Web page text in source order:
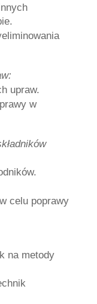
upraw.
w
celu poprawy
na metody